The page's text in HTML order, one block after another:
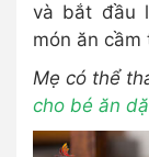
và bắt đầu
món ăn
Mẹ có thể
cho bé ăn